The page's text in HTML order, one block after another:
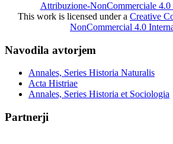
Attribuzione-NonCommerciale 4.0
This work is licensed under a Creative
NonCommercial 4.0
Navodila avtorjem
Annales, Series Historia Naturalis
Acta Histriae
Annales, Series Historia et Sociologia
Partnerji